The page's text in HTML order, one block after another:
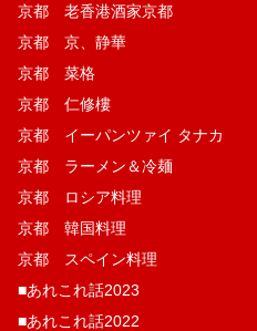
京都 老香港酒家京都
京都 京、静華
京都 菜格
京都 仁修樓
京都 イーパンツァイ タナカ
京都 ラーメン＆冷麺
京都 ロシア料理
京都 韓国料理
京都 スペイン料理
■あれこれ話2023
■あれこれ話2022